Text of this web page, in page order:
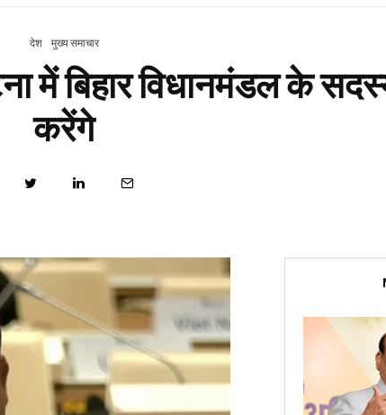
देश मुख्य समाचार
में बिहार विधानमंडल के
करेंगे